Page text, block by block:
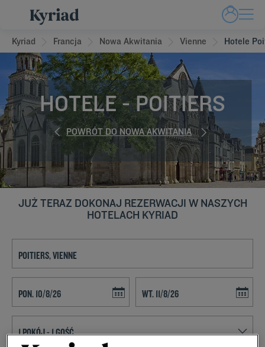
Kyriad Francja Nowa Akwitania Vienne Hotele
HOTELE - POITIERS
POWRÓT DO NOWA AKWITANIA
JUŻ TERAZ DOKONAJ REZERWACJI W NASZYCH
HOTELACH KYRIAD